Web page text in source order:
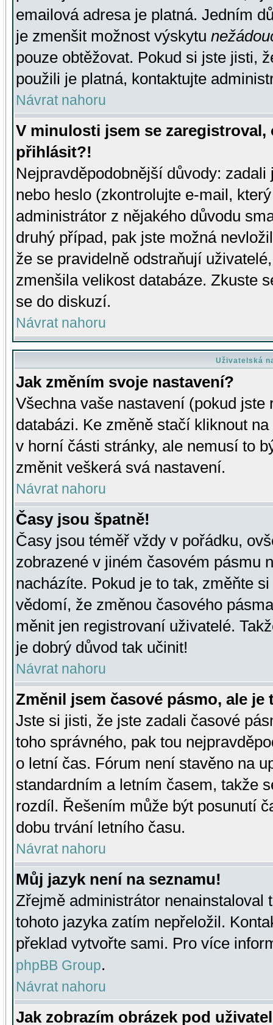
emailová adresa je platná. Jedním
je zmenšit možnost výskytu
pouze obtěžovat. Pokud si jste jisti,
použili je platná, kontaktujte
Návrat nahoru
V minulosti jsem se
přihlásit?!
Nejpravděpodobnější důvody:
nebo heslo (zkontrolujte e-mail,
administrátor z nějakého důvodu
druhý případ, pak jste možná
že se pravidelně odstraňují
zmenšila velikost databáze. Zkuste
se do diskuzí.
Návrat nahoru
Uživatelská
Jak změním svoje nastavení?
Všechna vaše nastavení (pokud
databázi. Ke změně stačí kliknout
v horní části stránky, ale nemusí to
změnit veškerá svá nastavení.
Návrat nahoru
Časy jsou špatně!
Časy jsou téměř vždy v pořádku,
zobrazené v jiném časovém pásmu
nacházíte. Pokud je to tak, změňte
vědomí, že změnou časového
měnit jen registrovaní uživatelé.
je dobrý důvod tak učinit!
Návrat nahoru
Změnil jsem časové pásmo, ale je
Jste si jisti, že jste zadali časové
toho správného, pak tou
o letní čas. Fórum není stavěno na
standardním a letním časem, takže
rozdíl. Řešením může být posunutí
dobu trvání letního času.
Návrat nahoru
Můj jazyk není na seznamu!
Zřejmě administrátor nenainstaloval
tohoto jazyka zatím nepřeložil.
překlad vytvořte sami. Pro více
phpBB Group.
Návrat nahoru
Jak zobrazím obrázek pod